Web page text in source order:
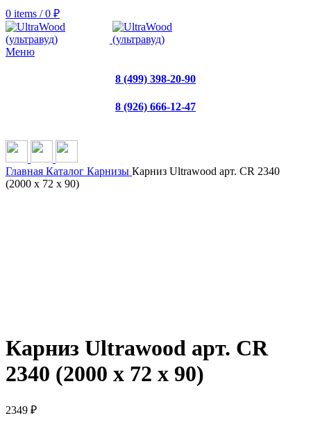
0 items / 0 ₽
Меню
8 (499) 398-20-90
8 (926) 666-12-47
Главная Каталог Карнизы Карниз Ultrawood арт. CR 2340
(2000 х 72 х 90)
Карниз Ultrawood арт. CR
2340 (2000 х 72 х 90)
2349 ₽